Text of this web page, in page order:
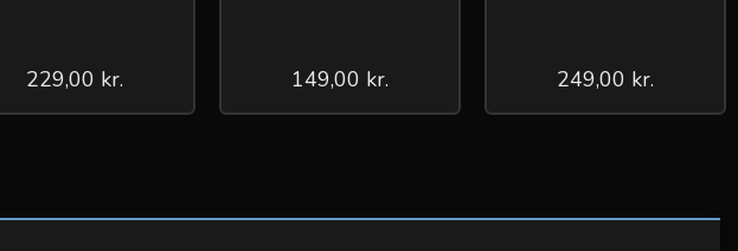
229,00 kr. 149,00 kr. 249,00 kr.